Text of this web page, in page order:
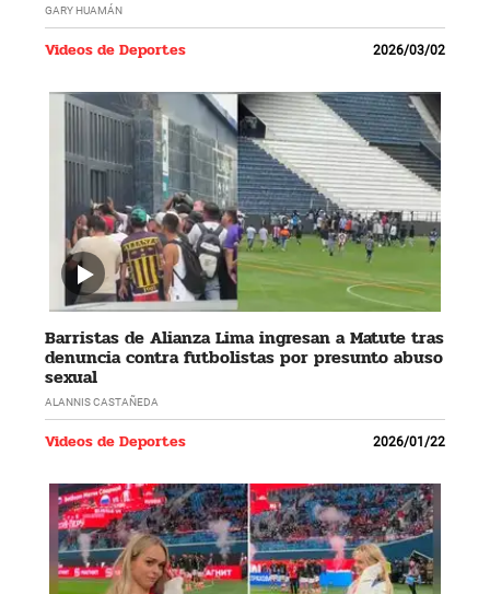
GARY HUAMÁN
Videos de Deportes 2026/03/02
Barristas de Alianza Lima ingresan a Matute tras
denuncia contra futbolistas por presunto abuso
sexual
ALANNIS CASTAÑEDA
Videos de Deportes 2026/01/22